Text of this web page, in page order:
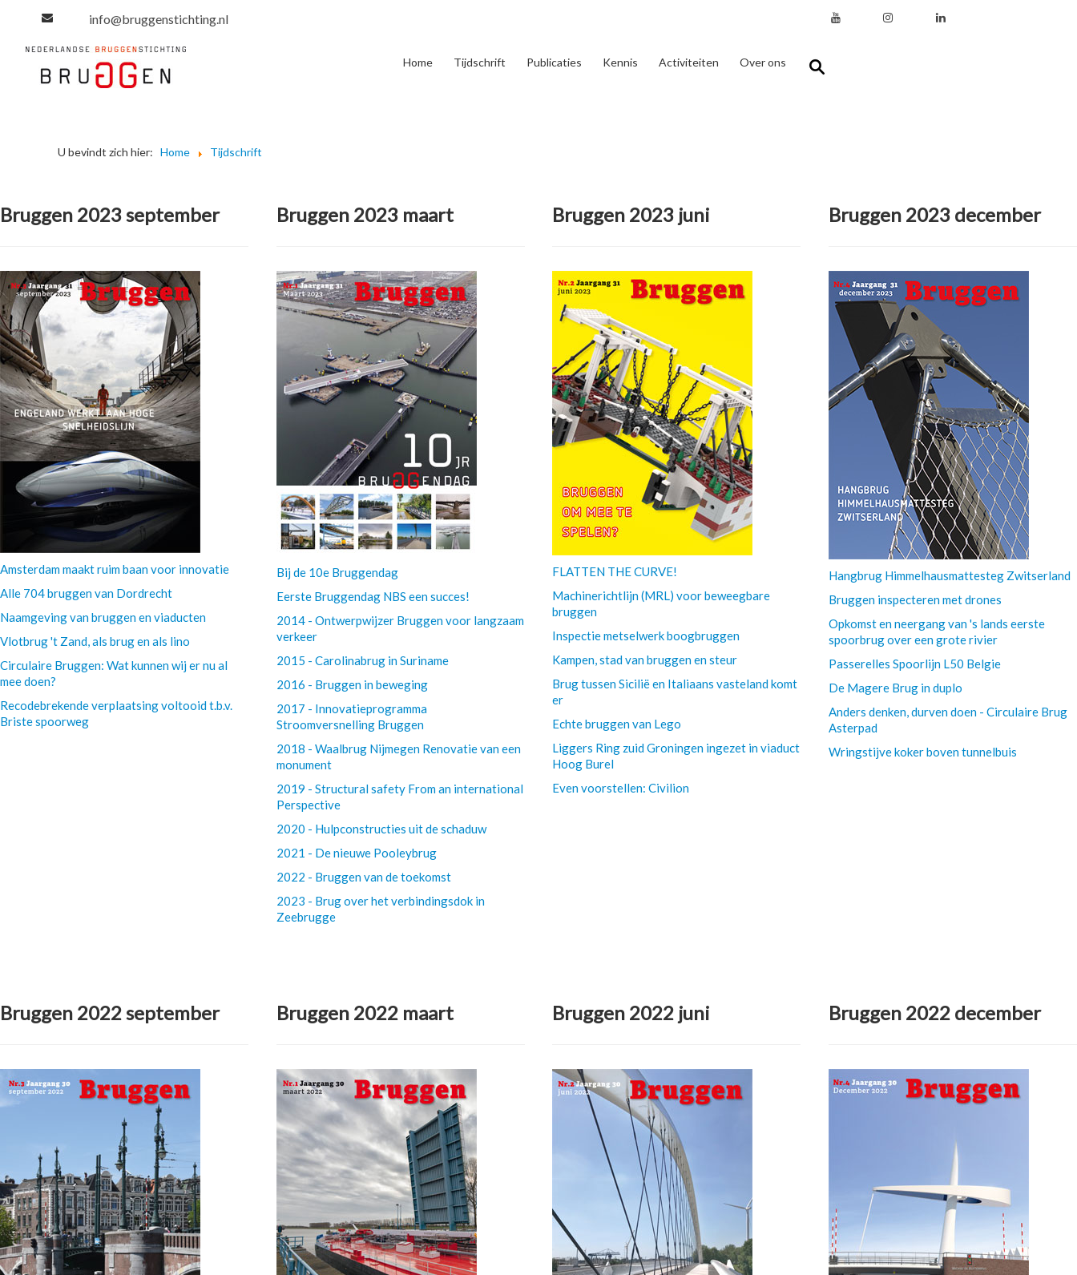
info@bruggenstichting.nl
Home Tijdschrift Publicaties Kennis Activiteiten Over ons
U bevindt zich hier: Home Tijdschrift
Bruggen 2023 september
Amsterdam maakt ruim baan voor innovatie
Alle 704 bruggen van Dordrecht
Naamgeving van bruggen en viaducten
Vlotbrug 't Zand, als brug en als lino
Circulaire Bruggen: Wat kunnen wij er nu al
mee doen?
Recodebrekende verplaatsing voltooid t.b.v.
Briste spoorweg
Bruggen 2023 maart
Bij de 10e Bruggendag
Eerste Bruggendag NBS een succes!
2014 - Ontwerpwijzer Bruggen voor langzaam
verkeer
2015 - Carolinabrug in Suriname
2016 - Bruggen in beweging
2017 - Innovatieprogramma
Stroomversnelling Bruggen
2018 - Waalbrug Nijmegen Renovatie van een
monument
2019 - Structural safety From an international
Perspective
2020 - Hulpconstructies uit de schaduw
2021 - De nieuwe Pooleybrug
2022 - Bruggen van de toekomst
2023 - Brug over het verbindingsdok in
Zeebrugge
Bruggen 2023 juni
FLATTEN THE CURVE!
Machinerichtlijn (MRL) voor beweegbare
bruggen
Inspectie metselwerk boogbruggen
Kampen, stad van bruggen en steur
Brug tussen Sicilië en Italiaans vasteland komt
er
Echte bruggen van Lego
Liggers Ring zuid Groningen ingezet in viaduct
Hoog Burel
Even voorstellen: Civilion
Bruggen 2023 december
Hangbrug Himmelhausmattesteg Zwitserland
Bruggen inspecteren met drones
Opkomst en neergang van 's lands eerste
spoorbrug over een grote rivier
Passerelles Spoorlijn L50 Belgie
De Magere Brug in duplo
Anders denken, durven doen - Circulaire Brug
Asterpad
Wringstijve koker boven tunnelbuis
Bruggen 2022 september Bruggen 2022 maart Bruggen 2022 juni Bruggen 2022 december